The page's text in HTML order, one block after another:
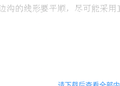
安楚公路工程-K47+670~+685矩